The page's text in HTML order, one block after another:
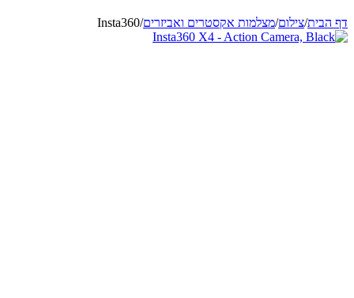
דף הבית/צילום/מצלמות אקסטרים ואביזרים/
Insta360